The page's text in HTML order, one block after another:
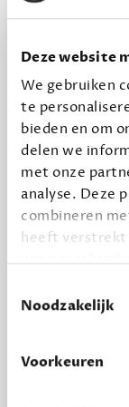
Deze website
We gebruiken
te
bieden en om
delen we
met onze
analyse. Deze
combineren
heeft verstrekt
grondslag
wordt
Noodzakelijk
Voorkeuren
Een
halen.
12,50
Word een
kijken of het